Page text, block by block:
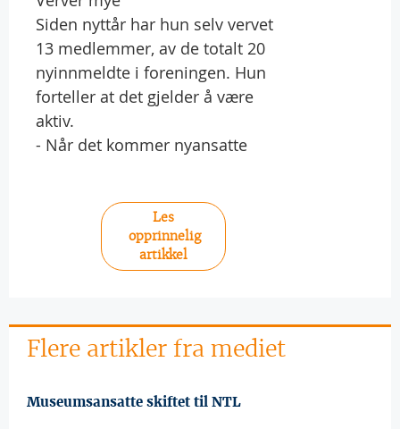
Siden nyttår har hun selv vervet
13 medlemmer, av de totalt 20
nyinnmeldte i foreningen. Hun
forteller at det gjelder å være
aktiv.
- Når det kommer nyansatte
Les
opprinnelig
artikkel
Flere artikler fra mediet
Museumsansatte skiftet til NTL